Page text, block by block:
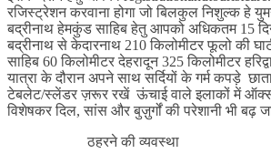
रजिस्ट्रेशन करवाना होगा जो बिलकुल निशुल्क हे
बद्रीनाथ हेमकुंड साहिब हेतु आपको अधिकतम 15
बद्रीनाथ से केदारनाथ 210 किलोमीटर फूलो की
साहिब 60 किलोमीटर देहरादून 325 किलोमीटर
यात्रा के दौरान अपने साथ सर्दियों के गर्म कपड़े
टेबलेट/स्लेंडर ज़रूर रखें ऊंचाई वाले इलाकों में
विशेषकर दिल, सांस और बुज़ुर्गों की परेशानी भी बढ़
ठहरने की व्यवस्था